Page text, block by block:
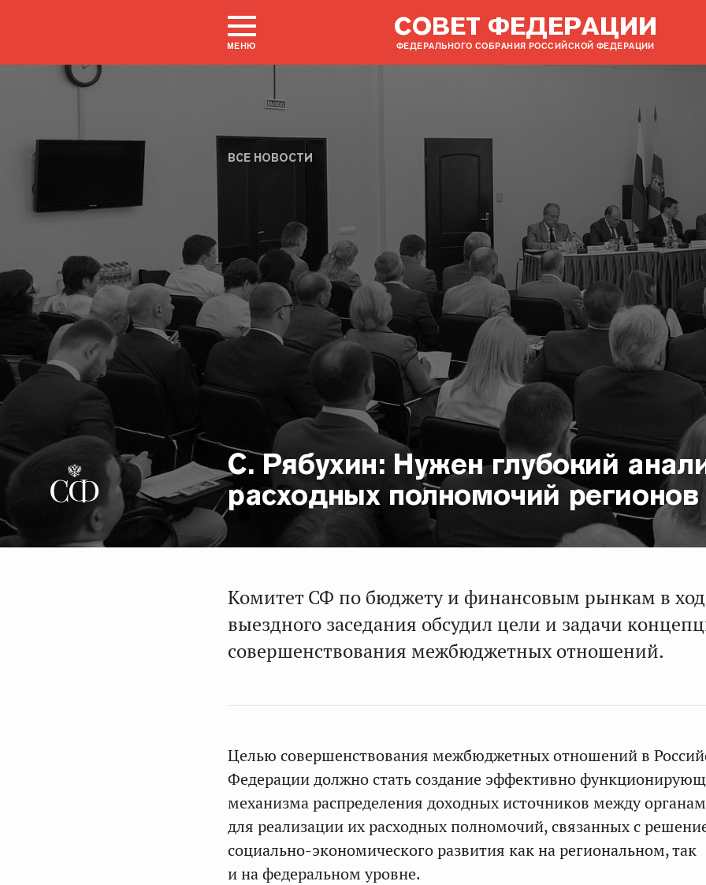
МЕНЮ
СОВЕТ ФЕДЕРАЦИИ
ФЕДЕРАЛЬНОГО СОБРАНИЯ РОССИЙСКОЙ ФЕДЕРАЦИИ
ВСЕ НОВОСТИ
С. Рябухин: Нужен глубокий
расходных полномочий регионов
Комитет СФ по бюджету и финансовым рынкам в
выездного заседания обсудил цели и задачи
совершенствования межбюджетных отношений.
Целью совершенствования межбюджетных отношений в
Федерации должно стать создание эффективно
механизма распределения доходных источников между
для реализации их расходных полномочий, связанных с
социально-экономического развития как на региональном, так
и на федеральном уровне.